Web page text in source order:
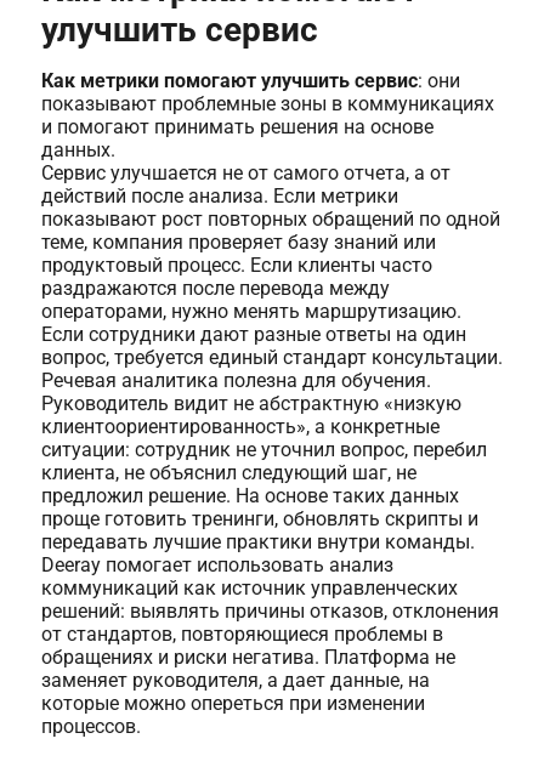
улучшить сервис
Как метрики помогают улучшить сервис: они
показывают проблемные зоны в коммуникациях
и помогают принимать решения на основе
данных.
Сервис улучшается не от самого отчета, а от
действий после анализа. Если метрики
показывают рост повторных обращений по одной
теме, компания проверяет базу знаний или
продуктовый процесс. Если клиенты часто
раздражаются после перевода между
операторами, нужно менять маршрутизацию.
Если сотрудники дают разные ответы на один
вопрос, требуется единый стандарт консультации.
Речевая аналитика полезна для обучения.
Руководитель видит не абстрактную «низкую
клиентоориентированность», а конкретные
ситуации: сотрудник не уточнил вопрос, перебил
клиента, не объяснил следующий шаг, не
предложил решение. На основе таких данных
проще готовить тренинги, обновлять скрипты и
передавать лучшие практики внутри команды.
Deeray помогает использовать анализ
коммуникаций как источник управленческих
решений: выявлять причины отказов, отклонения
от стандартов, повторяющиеся проблемы в
обращениях и риски негатива. Платформа не
заменяет руководителя, а дает данные, на
которые можно опереться при изменении
процессов.